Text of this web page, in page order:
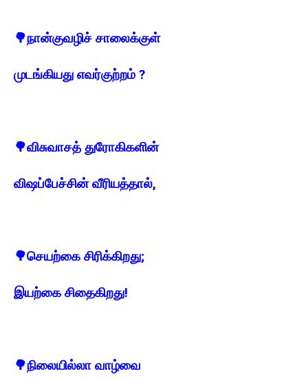
🌳நான்குவழிச் சாலைக்குள்
முடங்கியது எவர்குற்றம் ?
🌳விசுவாசத் துரோகிகளின்
விஷப்பேச்சின் வீரியத்தால்,
🌳செயற்கை சிரிக்கிறது;
இயற்கை சிதைகிறது!
🌳நிலையில்லா வாழ்வை